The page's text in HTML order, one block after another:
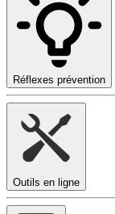
Réflexes prévention
Outils en ligne